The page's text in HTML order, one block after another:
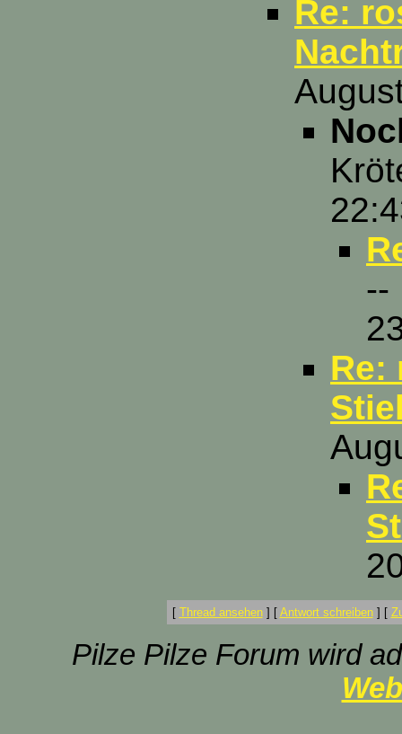
Re:
--
Re:
[ Thread ansehen] [ Antwort schreiben] [
Pilze Pilze Forum wird